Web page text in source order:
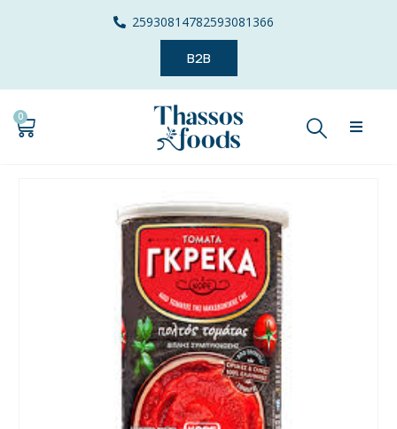
25930814782593081366
B2B
0